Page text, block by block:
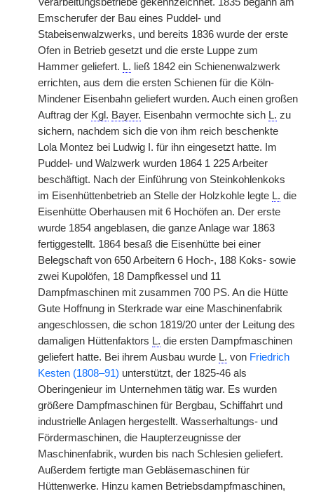
Emscherufer der Bau eines Puddel- und
Stabeisenwalzwerks, und bereits 1836 wurde der erste
Ofen in Betrieb gesetzt und die erste Luppe zum
Hammer geliefert. L. ließ 1842 ein Schienenwalzwerk
errichten, aus dem die ersten Schienen für die Köln-
Mindener Eisenbahn geliefert wurden. Auch einen großen
Auftrag der Kgl. Bayer. Eisenbahn vermochte sich L. zu
sichern, nachdem sich die von ihm reich beschenkte
Lola Montez bei Ludwig I. für ihn eingesetzt hatte. Im
Puddel- und Walzwerk wurden 1864 1 225 Arbeiter
beschäftigt. Nach der Einführung von Steinkohlenkoks
im Eisenhüttenbetrieb an Stelle der Holzkohle legte L. die
Eisenhütte Oberhausen mit 6 Hochöfen an. Der erste
wurde 1854 angeblasen, die ganze Anlage war 1863
fertiggestellt. 1864 besaß die Eisenhütte bei einer
Belegschaft von 650 Arbeitern 6 Hoch-, 188 Koks- sowie
zwei Kupolöfen, 18 Dampfkessel und 11
Dampfmaschinen mit zusammen 700 PS. An die Hütte
Gute Hoffnung in Sterkrade war eine Maschinenfabrik
angeschlossen, die schon 1819/20 unter der Leitung des
damaligen Hüttenfaktors L. die ersten Dampfmaschinen
geliefert hatte. Bei ihrem Ausbau wurde L. von Friedrich
Kesten (1808–91) unterstützt, der 1825-46 als
Oberingenieur im Unternehmen tätig war. Es wurden
größere Dampfmaschinen für Bergbau, Schiffahrt und
industrielle Anlagen hergestellt. Wasserhaltungs- und
Fördermaschinen, die Haupterzeugnisse der
Maschinenfabrik, wurden bis nach Schlesien geliefert.
Außerdem fertigte man Gebläsemaschinen für
Hüttenwerke. Hinzu kamen Betriebsdampfmaschinen,